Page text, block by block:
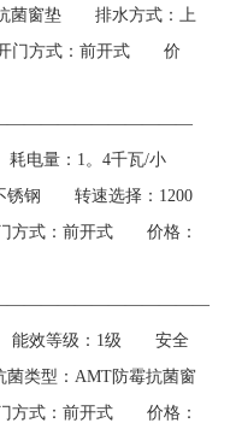
菌窗垫 排水方式：上
门方式：前开式 价
电量：1。4千瓦/小
钢 转速选择：1200
式：前开式 价格：
能效等级：1级 安全
型：AMT防霉抗菌窗
式：前开式 价格：